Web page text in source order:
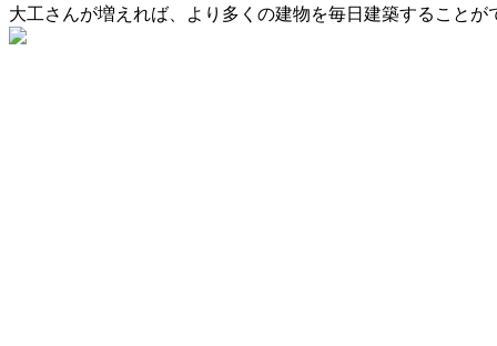
大工さんが増えれば、より多くの建物を毎日建築することが